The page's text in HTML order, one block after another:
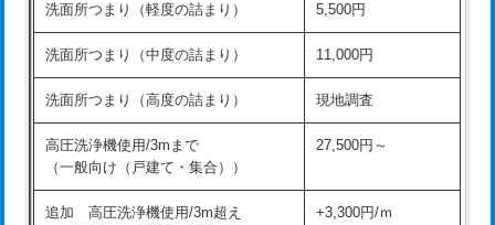
モルタル補修（厚さ10㎝超え） 38,500円
洗面台設置 38,500円
バスタブ設置 現場見積
追加人工 16,500円
廃棄・処分 現場見積
持込商品取付（混合水栓） 16,500円
持込商品取付（浄水器・分岐水栓） 16,500円
給水管工事※（ホール加工) 16,500円
給水管工事※（バンド止め)
給水管工事※（支持金具設置) 5,500円
洗面所つまり（軽度の詰まり） 5,500円
洗面所つまり（中度の詰まり） 11,000円
洗面所つまり（高度の詰まり） 現地調査
高圧洗浄機使用/3mまで
（一般向け（戸建て・集合））
27,500円～
追加 高圧洗浄機使用/3m超え
+3,300円/ｍ